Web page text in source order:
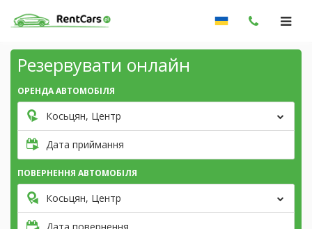
Резервувати онлайн
ОРЕНДА АВТОМОБІЛЯ
Косьцян, Центр
Дата приймання
ПОВЕРНЕННЯ АВТОМОБІЛЯ
Косьцян, Центр